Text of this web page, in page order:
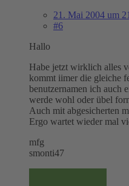
21. Mai 2004 um
#6
Hallo
Habe jetzt wirklich alles
kommt iimer die gleiche
benutzernamen ich auch
werde wohl oder übel
Auch mit abgesicherten
Ergo wartet wieder mal
mfg
smonti47